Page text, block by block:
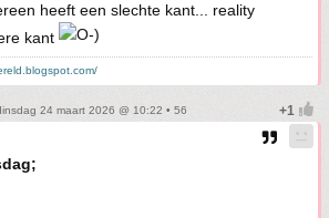
heeft een slechte kant... reality
kant
24 maart 2026 @ 10:22 • 56